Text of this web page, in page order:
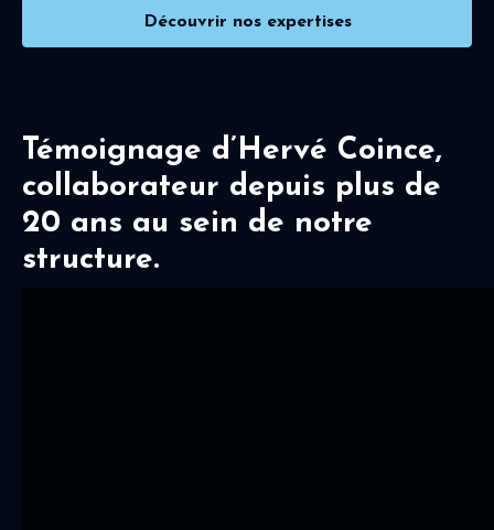
Découvrir nos expertises
Témoignage d’Hervé Coince,
collaborateur depuis plus de
20 ans au sein de notre
structure.